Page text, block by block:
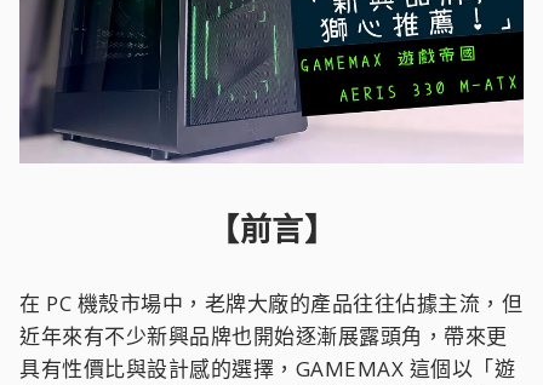
【前言】
在 PC 機殼市場中，老牌大廠的產品往往佔據主流，但
近年來有不少新興品牌也開始逐漸展露頭角，帶來更
具有性價比與設計感的選擇，GAMEMAX 這個以「遊